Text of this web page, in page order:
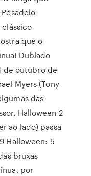
clássico
que o
Dublado
de outubro de
Myers (Tony
das
Halloween 2
ao lado) passa
Halloween: 5
bruxas
por